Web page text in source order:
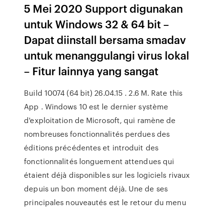
5 Mei 2020 Support digunakan
untuk Windows 32 & 64 bit –
Dapat diinstall bersama smadav
untuk menanggulangi virus lokal
– Fitur lainnya yang sangat
Build 10074 (64 bit) 26.04.15 . 2.6 M. Rate this
App . Windows 10 est le dernier système
d'exploitation de Microsoft, qui ramène de
nombreuses fonctionnalités perdues des
éditions précédentes et introduit des
fonctionnalités longuement attendues qui
étaient déjà disponibles sur les logiciels rivaux
depuis un bon moment déjà. Une de ses
principales nouveautés est le retour du menu